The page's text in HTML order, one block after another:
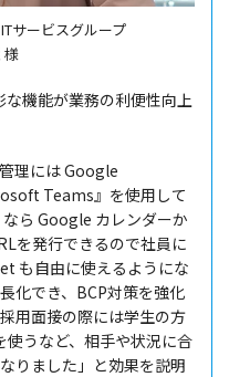
な機能が業務の利便性向上
管理には Google
Teams』を使用 して
ら Google カレンダーか
を発行できるので社員 に
も 自由に使えるようにな
化でき、BCP対策を強化
採用面接の際には学生の方
うなど、 相手や状況に合
りました」と効果を説明
サービスグループ
様